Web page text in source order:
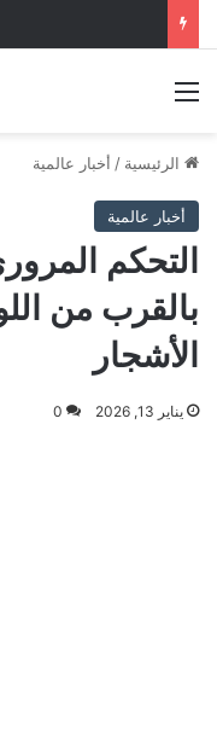
الرئيسية / أخبار عالمية
أخبار عالمية
التحكم
بالقرب من
الأشجار
يناير 13, 2026 0